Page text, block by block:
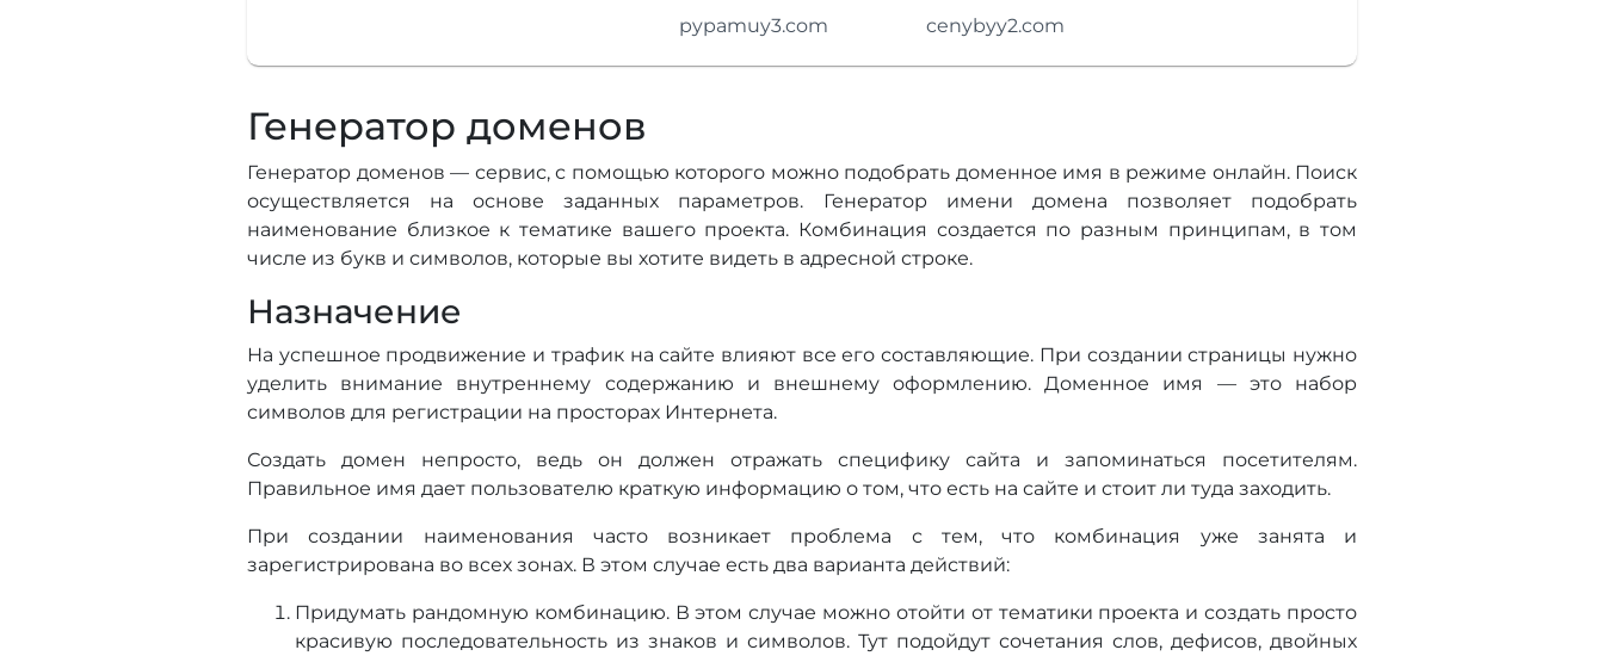
pypamuy3.com
cenybyy2.com
Генератор доменов
Генератор доменов — сервис, с помощью которого можно подобрать доменное имя в режиме онлайн. Поиск
осуществляется на основе заданных параметров. Генератор имени домена позволяет подобрать
наименование близкое к тематике вашего проекта. Комбинация создается по разным принципам, в том
числе из букв и символов, которые вы хотите видеть в адресной строке.
Назначение
На успешное продвижение и трафик на сайте влияют все его составляющие. При создании страницы нужно
уделить внимание внутреннему содержанию и внешнему оформлению. Доменное имя — это набор
символов для регистрации на просторах Интернета.
Создать домен непросто, ведь он должен отражать специфику сайта и запоминаться посетителям.
Правильное имя дает пользователю краткую информацию о том, что есть на сайте и стоит ли туда заходить.
При создании наименования часто возникает проблема с тем, что комбинация уже занята и
зарегистрирована во всех зонах. В этом случае есть два варианта действий:
Придумать рандомную комбинацию. В этом случае можно отойти от тематики проекта и создать просто
красивую последовательность из знаков и символов. Тут подойдут сочетания слов, дефисов, двойных